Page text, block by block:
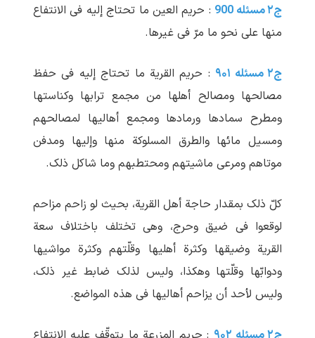
ج۲ مسئله 900
: حریم العین ما تحتاج إلیه فی الانتفاع
منها علی نحو ما مرّ فی غیرها.
ج۲ مسئله ۹۰۱
: حریم القریة ما تحتاج إلیه فی حفظ
مصالحها ومصالح أهلها من مجمع ترابها وکناستها
ومطرح سمادها ورمادها ومجمع أهالیها لمصالحهم
ومسیل مائها والطرق المسلوکة منها وإلیها ومدفن
موتاهم ومرعی ماشیتهم ومحتطبهم وما شاکل ذلک.
کلّ ذلک بمقدار حاجة أهل القریة، بحیث لو زاحم مزاحم
لوقعوا فی ضیق وحرج، وهی تختلف باختلاف سعة
القریة وضیقها وکثرة أهلیها وقلّتهم وکثرة مواشیها
ودوابّها وقلّتها وهکذا، ولیس لذلک ضابط غیر ذلک،
ولیس لأحد أن یزاحم أهالیها فی هذه المواضع.